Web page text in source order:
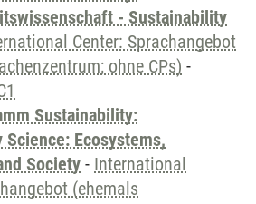
- Sustainability
Center: Sprachangebot
ohne CPs) -
Sustainability:
Ecosystems,
Society - International
(ehemals